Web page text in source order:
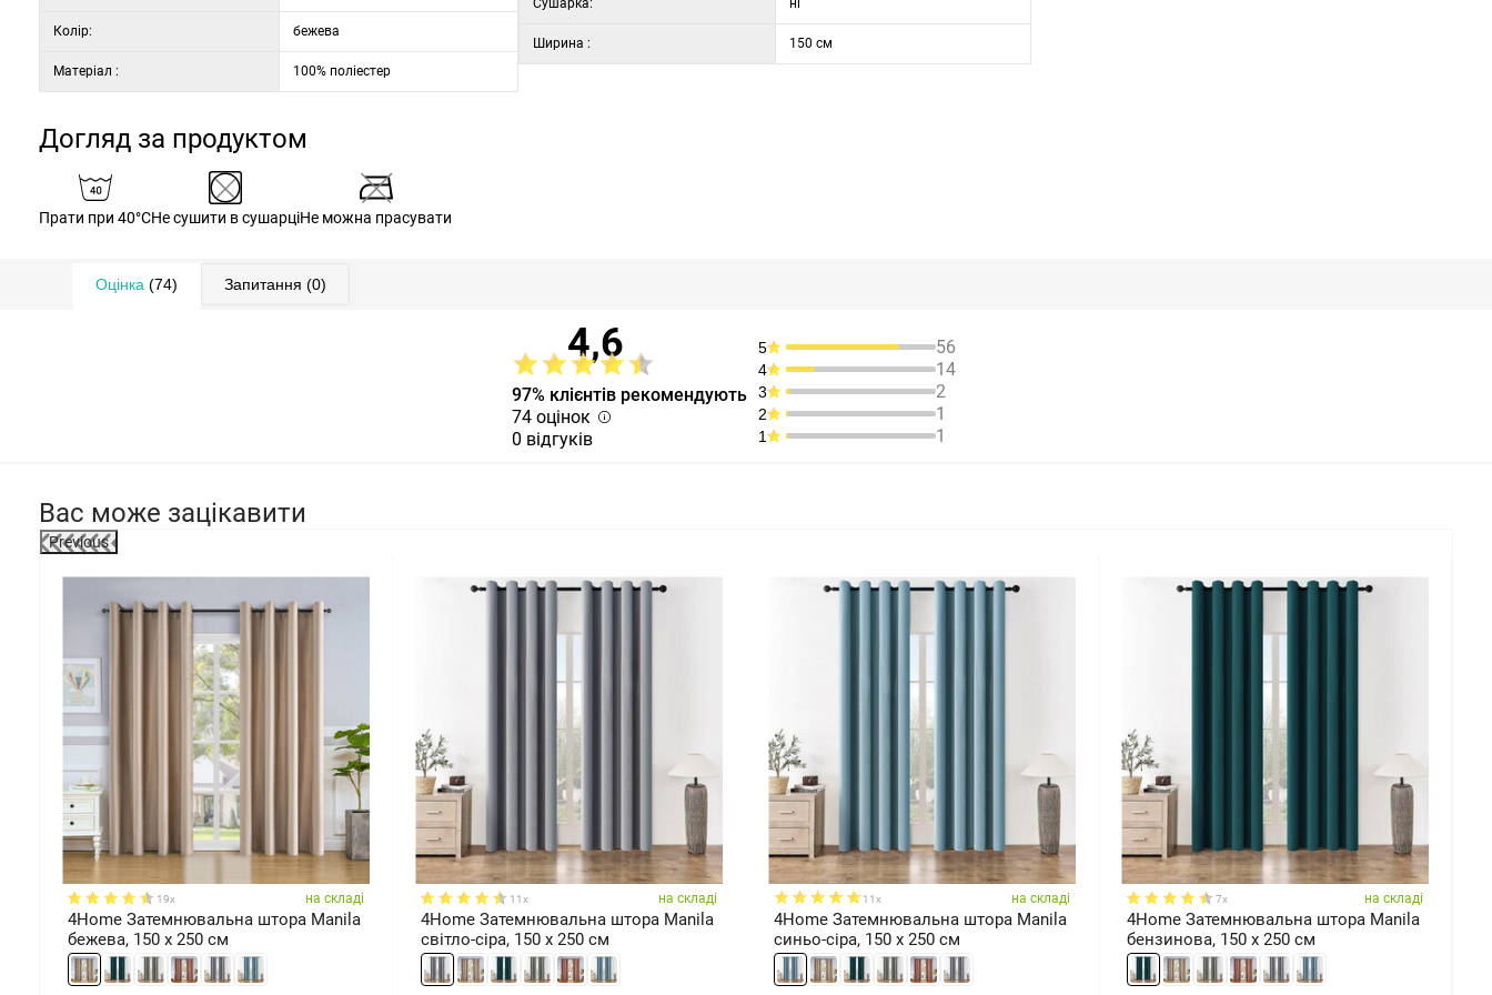
Колір: бежева
Матеріал : 100% поліестер
Сушарка: ні
Ширина : 150 см
Догляд за продуктом
Прати при 40°CНе сушити в сушарціНе можна прасувати
Оцінка (74) Запитання (0)
4,6
97% клієнтів рекомендують
74 оцінок
0 відгуків
5 56
4 14
3 2
2 1
1 1
Вас може зацікавити
Previous
19x на складі
4Home Затемнювальна штора Manila
бежева, 150 x 250 см
11x на складі
4Home Затемнювальна штора Manila
світло-сіра, 150 x 250 см
11x на складі
4Home Затемнювальна штора Manila
синьо-сіра, 150 x 250 см
7x на складі
4Home Затемнювальна штора Manila
бензинова, 150 x 250 см